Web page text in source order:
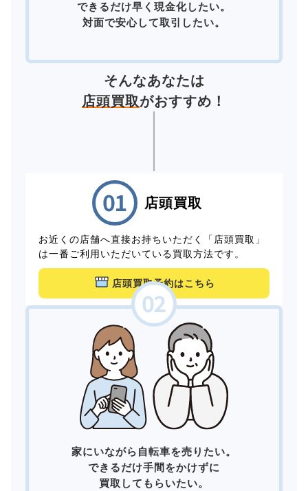
できるだけ早く現金化したい。
対面で安心して取引したい。
そんなあなたは
店頭買取がおすすめ！
店頭買取
お近くの店舗へ直接お持ちいただく「店頭買取」
は一番ご利用いただいている買取方法です。
店頭買取予約はこちら
家にいながら自転車を売りたい。
できるだけ手間をかけずに
買取してもらいたい。